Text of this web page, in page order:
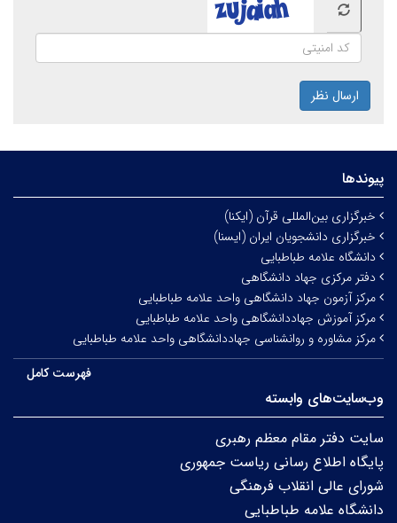
ارسال نظر
پیوندها
خبرگزاری بین‌المللی قرآن (ایکنا)
خبرگزاری دانشجویان ایران (ایسنا)
دانشگاه علامه طباطبایی
دفتر مرکزی جهاد دانشگاهی
مرکز آزمون جهاد دانشگاهی واحد علامه طباطبایی
مرکز آموزش جهاددانشگاهی واحد علامه طباطبایی
مرکز مشاوره و روانشناسی جهاددانشگاهی واحد علامه طباطبایی
فهرست کامل
وب‌سایت‌های وابسته
سایت دفتر مقام معظم رهبری
پایگاه اطلاع رسانی ریاست جمهوری
شورای عالی انقلاب فرهنگی
دانشگاه علامه طباطبایی